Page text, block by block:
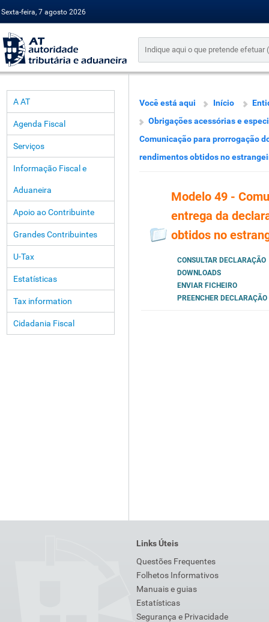
Sexta-feira, 7 agosto 2026
A AT
Agenda Fiscal
Serviços
Informação Fiscal e
Aduaneira
Apoio ao Contribuinte
Grandes Contribuintes
U-Tax
Estatísticas
Tax information
Cidadania Fiscal
Você está aqui Início
Obrigações acessórias e
Comunicação para prorrogação
rendimentos obtidos no
Modelo 49 -
entrega da
obtidos no
CONSULTAR DECLARAÇÃO
DOWNLOADS
ENVIAR FICHEIRO
PREENCHER DECLARAÇÃO
Links Úteis
Questões Frequentes
Folhetos Informativos
Manuais e guias
Estatísticas
Segurança e Privacidade